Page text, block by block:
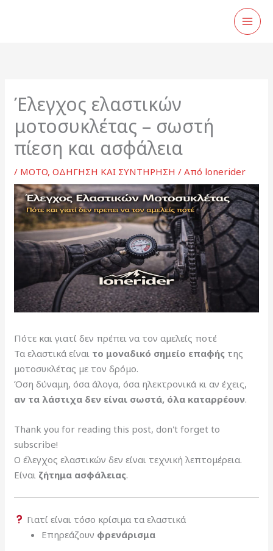
Έλεγχος ελαστικών
μοτοσυκλέτας – σωστή
πίεση και ασφάλεια
/ MOTO,ΟΔΗΓΗΣΗ ΚΑΙ ΣΥΝΤΗΡΗΣΗ / Από lonerider
Πότε και γιατί δεν πρέπει να τον αμελείς ποτέ
Τα ελαστικά είναι το μοναδικό σημείο επαφής της
μοτοσυκλέτας με τον δρόμο.
Όση δύναμη, όσα άλογα, όσα ηλεκτρονικά κι αν έχεις,
αν τα λάστιχα δεν είναι σωστά, όλα καταρρέουν.
Thank you for reading this post, don't forget to
subscribe!
Ο έλεγχος ελαστικών δεν είναι τεχνική λεπτομέρεια.
Είναι ζήτημα ασφάλειας.
Γιατί είναι τόσο κρίσιμα τα ελαστικά
Επηρεάζουν φρενάρισμα